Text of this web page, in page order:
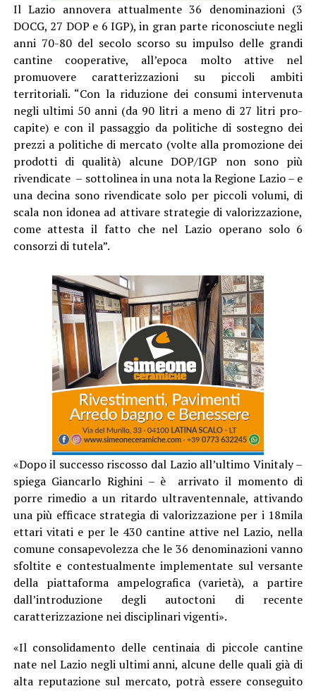
Il Lazio annovera attualmente 36 denominazioni (3
DOCG, 27 DOP e 6 IGP), in gran parte riconosciute negli
anni 70-80 del secolo scorso su impulso delle grandi
cantine cooperative, all’epoca molto attive nel
promuovere caratterizzazioni su piccoli ambiti
territoriali. “Con la riduzione dei consumi intervenuta
negli ultimi 50 anni (da 90 litri a meno di 27 litri pro-
capite) e con il passaggio da politiche di sostegno dei
prezzi a politiche di mercato (volte alla promozione dei
prodotti di qualità) alcune DOP/IGP non sono più
rivendicate – sottolinea in una nota la Regione Lazio – e
una decina sono rivendicate solo per piccoli volumi, di
scala non idonea ad attivare strategie di valorizzazione,
come attesta il fatto che nel Lazio operano solo 6
consorzi di tutela”.
«Dopo il successo riscosso dal Lazio all’ultimo Vinitaly –
spiega Giancarlo Righini – è arrivato il momento di
porre rimedio a un ritardo ultraventennale, attivando
una più efficace strategia di valorizzazione per i 18mila
ettari vitati e per le 430 cantine attive nel Lazio, nella
comune consapevolezza che le 36 denominazioni vanno
sfoltite e contestualmente implementate sul versante
della piattaforma ampelografica (varietà), a partire
dall’introduzione degli autoctoni di recente
caratterizzazione nei disciplinari vigenti».
«Il consolidamento delle centinaia di piccole cantine
nate nel Lazio negli ultimi anni, alcune delle quali già di
alta reputazione sul mercato, potrà essere conseguito